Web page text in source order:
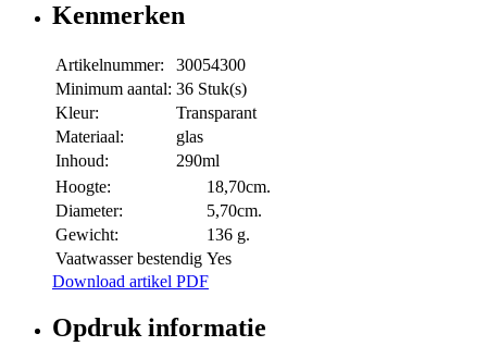
Kenmerken
Artikelnummer:
30054300
Minimum aantal: 36 Stuk(s)
Kleur:
Transparant
Materiaal:
glas
Inhoud:
290ml
Hoogte:
18,70cm.
Diameter:
5,70cm.
Gewicht:
136 g.
Vaatwasser bestendig Yes
Download artikel PDF
Opdruk informatie